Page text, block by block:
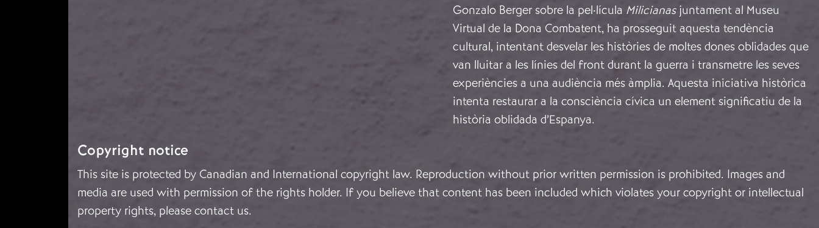
Gonzalo Berger sobre la pel·lícula Milicianasjuntament al Museu
Virtual de la Dona Combatent, ha prosseguit aquesta tendència
cultural, intentant desvelar les històries de moltes dones oblidades que
van lluitar a les línies del front durant la guerra i transmetre les seves
experiències a una audiència més àmplia. Aquesta iniciativa històrica
intenta restaurar a la consciència cívica un element significatiu de la
història oblidada d’Espanya.
Copyright notice
This site is protected by Canadian and International copyright law. Reproduction without prior written permission is prohibited. Images and
media are used with permission of the rights holder. If you believe that content has been included which violates your copyright or intellectual
property rights, please contact us.